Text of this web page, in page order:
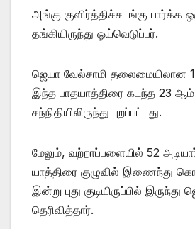
அங்கு குளிர்த்திச்சடங்கு பார்க்க
தங்கியிருந்து ஓய்வெடுப்பர்.
ஜெயா வேல்சாமி தலைமையிலான
இந்த பாதயாத்திரை கடந்த 23 ஆம்
சந்நிதியிலிருந்து புறப்பட்டது.
மேலும், வற்றாப்பளையில் 52
யாத்திரை குழுவில் இணைந்து
இன்று புது குடியிருப்பில் இருந்து
தெரிவித்தார்.